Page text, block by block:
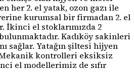
her 2. el yatak, ozon gazı ile
kurumsal bir firmadan 2. el
İkinci el stoklarımızda 2
Kadıköy sakinleri
sağlar. Yatağın şiltesi hijyen
Mekanik kontrolleri eksiksiz
el modellerimiz de sıfır